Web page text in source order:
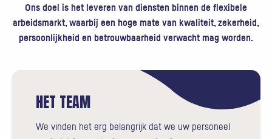
Ons doel is het leveren van diensten binnen de flexibele
arbeidsmarkt, waarbij een hoge mate van kwaliteit, zekerheid,
persoonlijkheid en betrouwbaarheid verwacht mag worden.
HET TEAM
We vinden het erg belangrijk dat we uw personeel